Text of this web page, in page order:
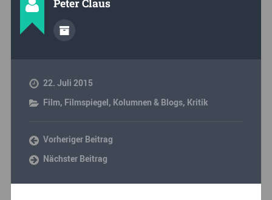
Peter Claus
22. Juli 2015
Film, Filmspiegel, Kolumnen & Blogs, Kritik
Vorheriger Beitrag
Nächster Beitrag